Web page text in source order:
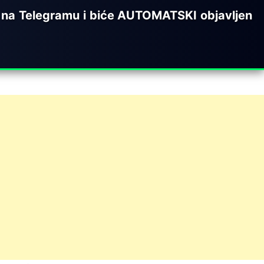
na Telegramu i biće AUTOMATSKI objavljen